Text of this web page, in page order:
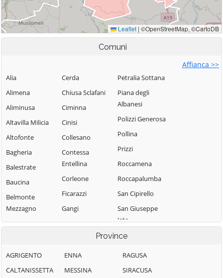
Comuni
Affianca >>
Alia
Alimena
Aliminusa
Altavilla Milicia
Altofonte
Bagheria
Balestrate
Baucina
Belmonte
Mezzagno
Bisacquino
Bolognetta
Bompietro
Cerda
Chiusa Sclafani
Ciminna
Cinisi
Collesano
Contessa
Entellina
Corleone
Ficarazzi
Gangi
Geraci Siculo
Giuliana
Godrano
Petralia Sottana
Piana degli
Albanesi
Polizzi Generosa
Pollina
Prizzi
Roccamena
Roccapalumba
San Cipirello
San Giuseppe
Jato
San Mauro
Gela
Province
AGRIGENTO
CALTANISSETTA
ENNA
MESSINA
RAGUSA
SIRACUSA